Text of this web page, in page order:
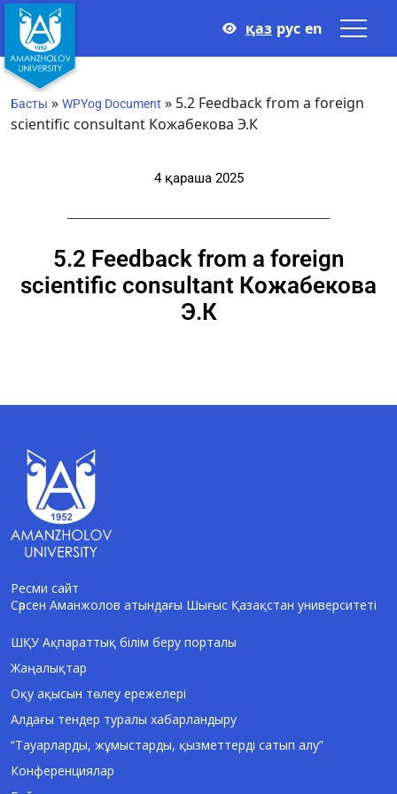
қаз рус en
Басты » WPYog Document » 5.2 Feedback from a foreign
scientific consultant Кожабекова Э.К
4 қараша 2025
5.2 Feedback from a foreign
scientific consultant Кожабекова
Э.К
Ресми сайт
Сәрсен Аманжолов атындағы Шығыс Қазақстан университеті
ШҚУ Ақпараттық білім беру порталы
Жаңалықтар
Оқу ақысын төлеу ережелері
Алдағы тендер туралы хабарландыру
“Тауарларды, жұмыстарды, қызметтерді сатып алу”
Конференциялар
AI-Talapker
Сәлем! Мен AI-Talapker — Сәрсен
Аманжолов атындағы Шығыс Қазақстан
университеті (ШҚУ) көмекшісімін.
Бакалавриат, магистратура, докторантура